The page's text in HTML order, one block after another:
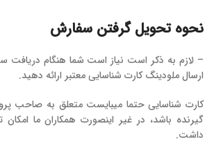
نحوه تحویل گرفتن سفارش
– لازم به ذکر است نیاز است شما هنگام دریافت
ارسال ملودینگ کارت شناسایی معتبر ارائه دهید.
کارت شناسایی حتما میبایست متعلق به صاحب
گیرنده باشد، در غیر اینصورت همکاران ما امکان
داشت.